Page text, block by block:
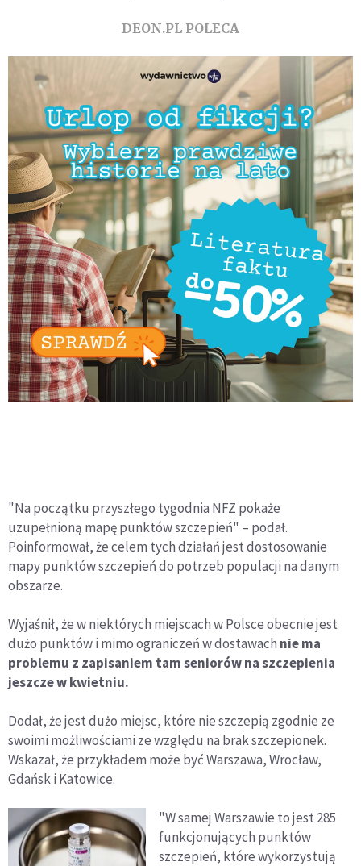
DEON.PL POLECA
"Na początku przyszłego tygodnia NFZ pokaże
uzupełnioną mapę punktów szczepień" – podał.
Poinformował, że celem tych działań jest dostosowanie
mapy punktów szczepień do potrzeb populacji na danym
obszarze.
Wyjaśnił, że w niektórych miejscach w Polsce obecnie jest
dużo punktów i mimo ograniczeń w dostawach nie ma
problemu z zapisaniem tam seniorów na szczepienia
jeszcze w kwietniu.
Dodał, że jest dużo miejsc, które nie szczepią zgodnie ze
swoimi możliwościami ze względu na brak szczepionek.
Wskazał, że przykładem może być Warszawa, Wrocław,
Gdańsk i Katowice.
"W samej Warszawie to jest 285
funkcjonujących punktów
szczepień, które wykorzystują